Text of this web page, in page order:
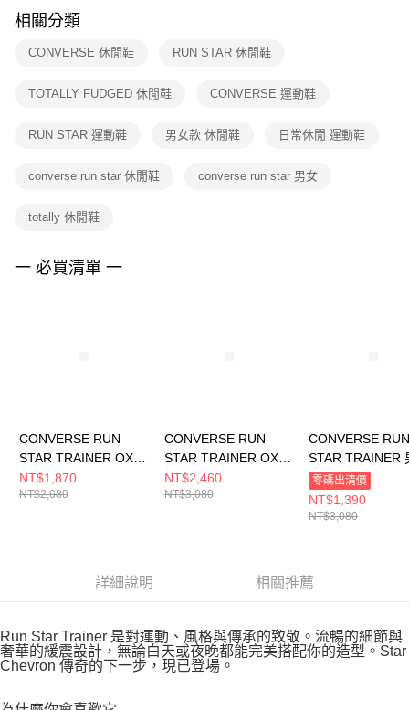
※ 交易是否成功請以「AFTEE先享後付 」之結帳頁面顯示為準，若有關於
是否繳費成功／繳費後需取消欲退款等相關疑問，請聯繫「AFTEE先享後付
客戶支援中心」 https://netprotections.freshdesk.com/support/home
１．透過由恩沛科技股份有限公司提供之「AFTEE先享後付」服務完成之交
權轉讓予恩沛科技股份有限公司。
３．未成年的使用者請事先徵得法定代理人或監護人之同意方可使用
任。
請求用戶進行身份認證。
５．嚴禁一人註冊多個帳號或使用他人資訊註冊。若發現惡意使用之情形，
相關分類
CONVERSE 休閒鞋 RUN STAR 休閒鞋
TOTALLY FUDGED 休閒鞋 CONVERSE 運動鞋
RUN STAR 運動鞋 男女款 休閒鞋 日常休閒 運動鞋
converse run star 休閒鞋 converse run star 男女
totally 休閒鞋
一 必買清單 一
CONVERSE RUN
STAR TRAINER OX
INCENSED 男女 休閒
鞋 A17669C
NT$1,870
NT$2,680
CONVERSE RUN
STAR TRAINER OX
DARKLY JADED 男女
休閒鞋 A16387C
NT$2,460
NT$3,080
CONVERSE RUN
STAR TRAINER
休閒鞋 A11505C
零碼出清價
NT$1,390
NT$3,080
詳細說明 相關推薦
Run Star Trainer 是對運動、風格與傳承的致敬。流暢的細節與
奢華的緩震設計，無論白天或夜晚都能完美搭配你的造型。Star
Chevron 傳奇的下一步，現已登場。